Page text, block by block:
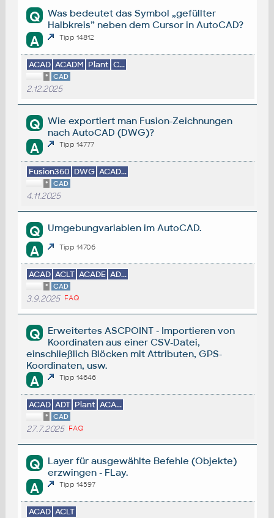
Q
Was bedeutet das Symbol „gefüllter
Halbkreis” neben dem Cursor in AutoCAD?
A Tipp 14812
ACAD ACADM Plant C...
* CAD
2.12.2025
Q
Wie exportiert man Fusion-Zeichnungen
nach AutoCAD (DWG)?
A Tipp 14777
Fusion360 DWG ACAD...
* CAD
4.11.2025
Q Umgebungvariablen im AutoCAD.
A Tipp 14706
ACAD ACLT ACADE AD...
* CAD
3.9.2025 FAQ
Q
Erweitertes ASCPOINT - Importieren von
Koordinaten aus einer CSV-Datei,
einschließlich Blöcken mit Attributen, GPS-
Koordinaten, usw.
A Tipp 14646
ACAD ADT Plant ACA...
* CAD
27.7.2025 FAQ
Q
Layer für ausgewählte Befehle (Objekte)
erzwingen - FLay.
A Tipp 14597
ACAD ACLT